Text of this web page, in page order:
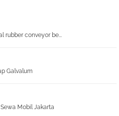
rubber conveyor be...
Galvalum
Mobil Jakarta